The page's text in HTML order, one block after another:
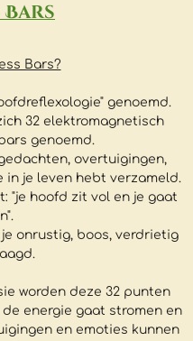
Bars
Bars?
genoemd.
32 elektromagnetisch
genoemd.
overtuigingen,
in je leven hebt verzameld.
"je hoofd zit vol en je gaat
onrustig, boos, verdrietig
worden deze 32 punten
energie gaat stromen en
en emoties kunnen